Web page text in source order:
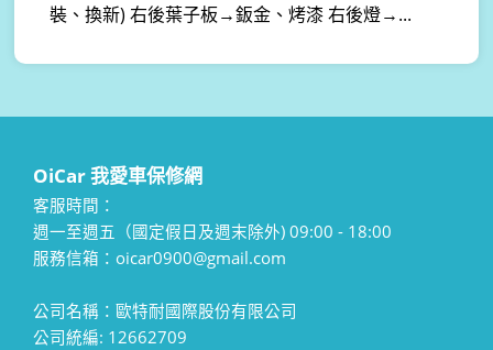
裝、換新) 右後葉子板→鈑金、烤漆 右後燈→...
OiCar 我愛車保修網
客服時間：
週一至週五（國定假日及週末除外) 09:00 - 18:00
服務信箱：oicar0900@gmail.com
公司名稱：歐特耐國際股份有限公司
公司統編: 12662709